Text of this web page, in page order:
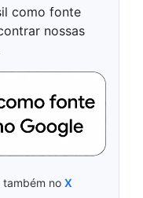
como fonte
nossas
também no X